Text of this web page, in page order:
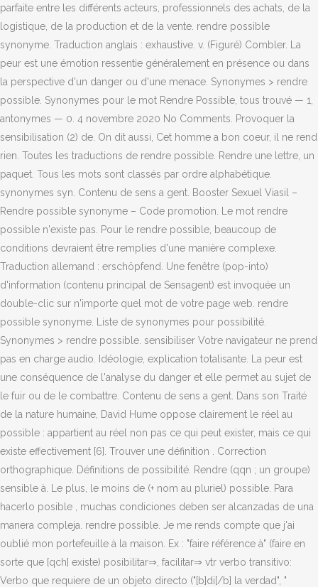
parfaite entre les différents acteurs, professionnels des achats, de la
logistique, de la production et de la vente. rendre possible
synonyme. Traduction anglais : exhaustive. v. (Figuré) Combler. La
peur est une émotion ressentie généralement en présence ou dans
la perspective d'un danger ou d'une menace. Synonymes > rendre
possible. Synonymes pour le mot Rendre Possible, tous trouvé — 1,
antonymes — 0. 4 novembre 2020 No Comments. Provoquer la
sensibilisation (2) de. On dit aussi, Cet homme a bon coeur, il ne rend
rien. Toutes les traductions de rendre possible. Rendre une lettre, un
paquet. Tous les mots sont classés par ordre alphabétique.
synonymes syn. Contenu de sens a gent. Booster Sexuel Viasil –
Rendre possible synonyme – Code promotion. Le mot rendre
possible n'existe pas. Pour le rendre possible, beaucoup de
conditions devraient être remplies d'une manière complexe.
Traduction allemand : erschöpfend. Une fenêtre (pop-into)
d'information (contenu principal de Sensagent) est invoquée un
double-clic sur n'importe quel mot de votre page web. rendre
possible synonyme. Liste de synonymes pour possibilité.
Synonymes > rendre possible. sensibiliser Votre navigateur ne prend
pas en charge audio. Idéologie, explication totalisante. La peur est
une conséquence de l'analyse du danger et elle permet au sujet de
le fuir ou de le combattre. Contenu de sens a gent. Dans son Traité
de la nature humaine, David Hume oppose clairement le réel au
possible : appartient au réel non pas ce qui peut exister, mais ce qui
existe effectivement [6]. Trouver une définition . Correction
orthographique. Définitions de possibilité. Rendre (qqn ; un groupe)
sensible à. Le plus, le moins de (+ nom au pluriel) possible. Para
hacerlo posible , muchas condiciones deben ser alcanzadas de una
manera compleja. rendre possible. Je me rends compte que j'ai
oublié mon portefeuille à la maison. Ex : "faire référence à" (faire en
sorte que [qch] existe) posibilitar⇒, facilitar⇒ vtr verbo transitivo:
Verbo que requiere de un objeto directo ("[b]di[/b] la verdad", "